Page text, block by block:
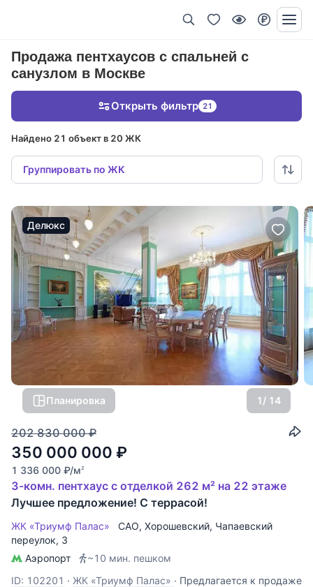
Продажа пентхаусов с спальней с
санузлом в Москве
Найдено 21 объект в 20 ЖК
Группировать по ЖК
Открыть фильтр 21
Делюкс
Планировка 1/ 14
202 830 000 ₽
350 000 000 ₽
1 336 000 ₽/м2
3-комн. пентхаус с отделкой 262 м² на 22 этаже
Лучшее предложение! С террасой!
ЖК «Триумф Палас» САО, Хорошевский, Чапаевский
переулок, 3
Аэропорт
~10 мин. пешком
ID: 102201 · ЖК «Триумф Палас» · Предлагается к продаже